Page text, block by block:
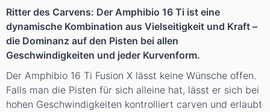
Ritter des Carvens: Der Amphibio 16 Ti ist eine
dynamische Kombination aus Vielseitigkeit und Kraft –
die Dominanz auf den Pisten bei allen
Geschwindigkeiten und jeder Kurvenform.
Der Amphibio 16 Ti Fusion X lässt keine Wünsche offen.
Falls man die Pisten für sich alleine hat, lässt er sich bei
hohen Geschwindigkeiten kontrolliert carven und erlaubt